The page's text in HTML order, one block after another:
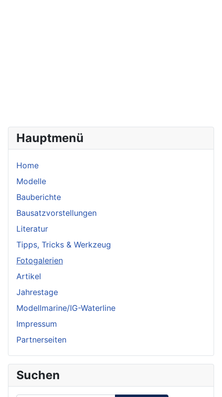
Hauptmenü
Home
Modelle
Bauberichte
Bausatzvorstellungen
Literatur
Tipps, Tricks & Werkzeug
Fotogalerien
Artikel
Jahrestage
Modellmarine/IG-Waterline
Impressum
Partnerseiten
Suchen